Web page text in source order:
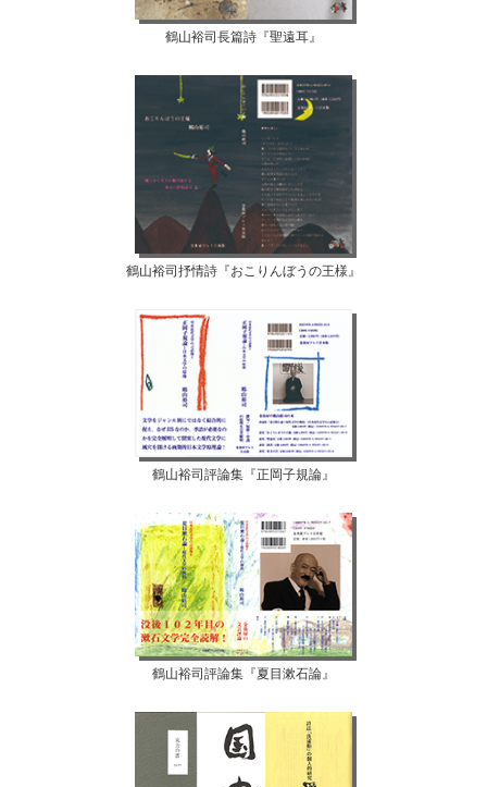
鶴山裕司長篇詩『聖遠耳』
鶴山裕司抒情詩『おこりんぼうの王様』
鶴山裕司評論集『正岡子規論』
鶴山裕司評論集『夏目漱石論』